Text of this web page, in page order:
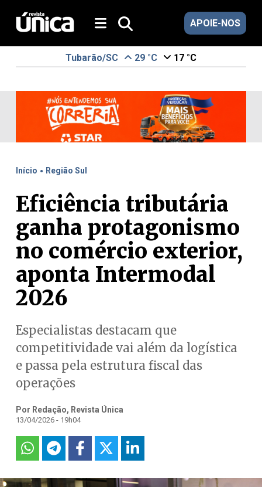
APOIE-NOS
Tubarão/SC 29 °C 17 °C
Início . Região Sul
Eficiência tributária
ganha protagonismo
no comércio exterior,
aponta Intermodal
2026
Especialistas destacam que
competitividade vai além da logística
e passa pela estrutura fiscal das
operações
Por Redação, Revista Única
13/04/2026 - 19h04